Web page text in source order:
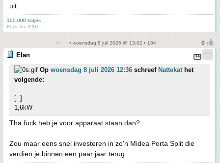
uit.
100.000 katjes
Fuck the EBU!
• woensdag 8 juli 2026 @ 13:02 • 184
Elan
Op woensdag 8 juli 2026 12:36 schreef Nattekat het
volgende:
[..]
1,6kW
Tha fuck heb je voor apparaat staan dan?
Zou maar eens snel investeren in zo'n Midea Porta Split die
verdien je binnen een paar jaar terug.